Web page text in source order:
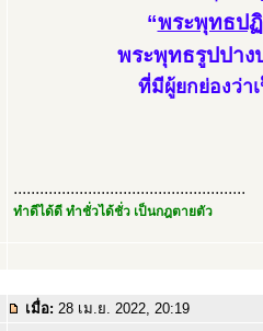
“พระพุทธป
พระพุทธรูปปา
ที่มีผู้ยกย่องว่า
.....................................................
ทำดีได้ดี ทำชั่วได้ชั่ว เป็นกฎตายตัว
เมื่อ: 28 เม.ย. 2022, 20:19